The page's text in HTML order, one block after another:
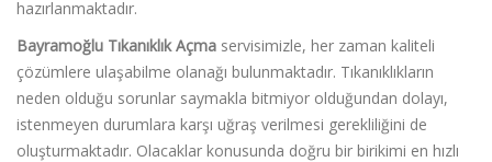
hazırlanmaktadır.
Bayramoğlu Tıkanıklık Açma servisimizle, her zaman kaliteli
çözümlere ulaşabilme olanağı bulunmaktadır. Tıkanıklıkların
neden olduğu sorunlar saymakla bitmiyor olduğundan dolayı,
istenmeyen durumlara karşı uğraş verilmesi gerekliliğini de
oluşturmaktadır. Olacaklar konusunda doğru bir birikimi en hızlı